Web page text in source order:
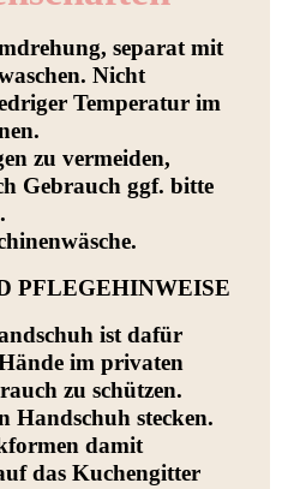
separat mit
Nicht
Temperatur im
zu vermeiden,
Gebrauch ggf. bitte
PFLEGEHINWEISE
ist dafür
im privaten
zu schützen.
Handschuh stecken.
damit
das Kuchengitter